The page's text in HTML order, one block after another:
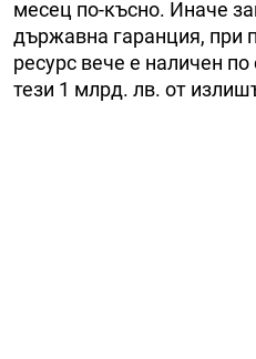
месец по-късно. Иначе
държавна гаранция, при
ресурс вече е наличен
тези 1 млрд. лв. от